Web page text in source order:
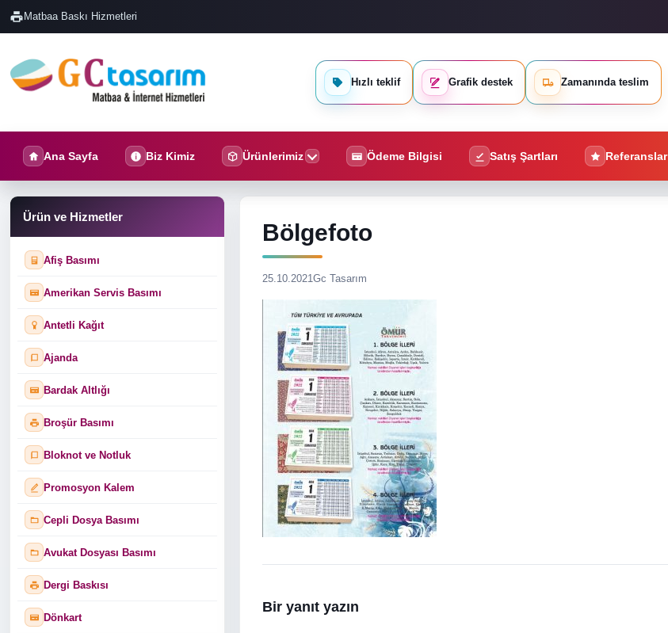
Matbaa Baskı Hizmetleri
Hızlı teklif Grafik destek Zamanında teslim
Ürünlerimiz
Ana Sayfa Biz Kimiz Ödeme Bilgisi Satış Şartları Referanslar
Ürün ve Hizmetler
Afiş Basımı
Amerikan Servis Basımı
Antetli Kağıt
Ajanda
Bardak Altlığı
Broşür Basımı
Bloknot ve Notluk
Promosyon Kalem
Cepli Dosya Basımı
Avukat Dosyası Basımı
Dergi Baskısı
Dönkart
Bölgefoto
25.10.2021Gc Tasarım
Bir yanıt yazın